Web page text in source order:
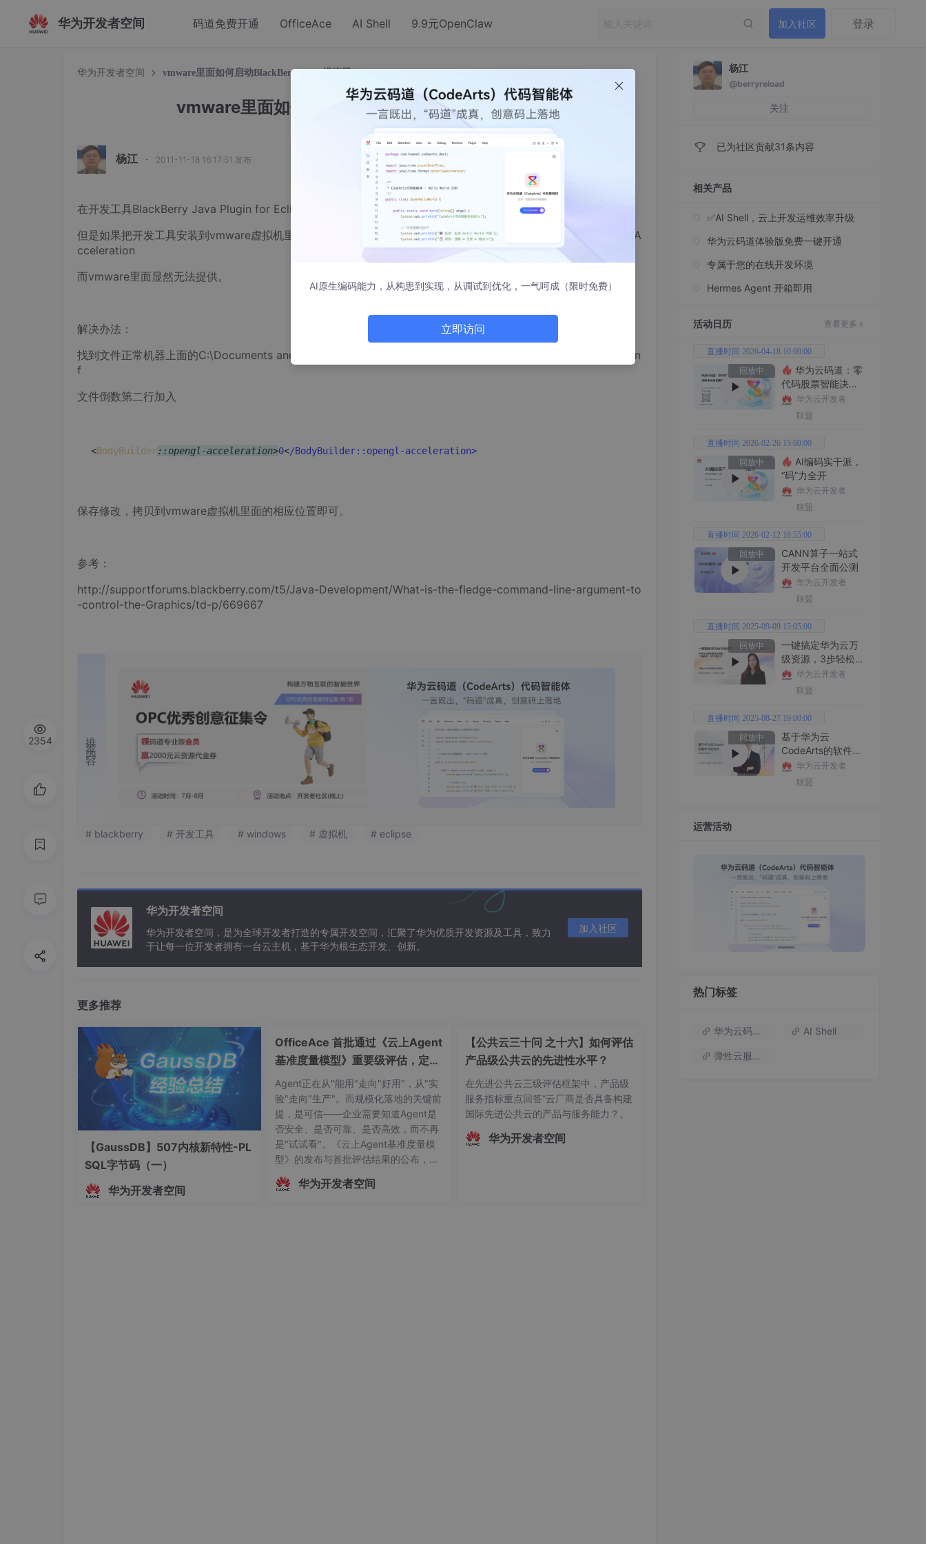
华为开发者空间 码道免费开通 OfficeAce AI Shell 9.9元OpenClaw 加入社区 登录
华为开发者空间 vmware里面如何启动BlackBerry 9930模拟器？
vmware里面如何启动BlackBerry 9930模拟器？
杨江 · 2011-11-18 16:17:51 发布
在开发工具BlackBerry Java Plugin for Eclipse v1.5 (Windows)中内置了9930模拟器。
但是如果把开发工具安装到vmware虚拟机里面，是无法启动9930模拟器，大概提示是需要hardware的 Graphics A
cceleration
而vmware里面显然无法提供。
解决办法：
找到文件正常机器上面的C:\Documents and Settings\[windows loginname]\net\rim\fledge-2\fledge-saved.con
f
文件倒数第二行加入
<BodyBuilder: :opengl-acceleration>0</BodyBuilder::opengl-acceleration>
保存修改，拷贝到vmware虚拟机里面的相应位置即可。
参考：
http://supportforums.blackberry.com/t5/Java-Development/What-is-the-fledge-command-line-argument-to
-control-the-Graphics/td-p/669667
推荐内容
# blackberry # 开发工具 # windows # 虚拟机 # eclipse
华为开发者空间
华为开发者空间，是为全球开发者打造的专属开发空间，汇聚了华为优质开发资源及工具，致力
于让每一位开发者拥有一台云主机，基于华为根生态开发、创新。
加入社区
更多推荐
【GaussDB】507内核新特性-PL
SQL字节码（一）
华为开发者空间
OfficeAce 首批通过《云上Agent
基准度量模型》重要级评估，定义
智能体可信新标杆
Agent正在从"能用"走向"好用"，从"实
验"走向"生产"。而规模化落地的关键前
提，是可信——企业需要知道Agent是
否安全、是否可靠、是否高效，而不再
是"试试看"。《云上Agent基准度量模
型》的发布与首批评估结果的公布，标
志着中国Agent产业正式迈入"有标可
依、有尺可量"的新阶段。OfficeAce 首
华为开发者空间
【公共云三十问 之十六】如何评估
产品级公共云的先进性水平？
在先进公共云三级评估框架中，产品级
服务指标重点回答“云厂商是否具备构建
国际先进公共云的产品与服务能力？。
华为开发者空间
2354
杨江
@berryreload
关注
已为社区贡献31条内容
相关产品
✅AI Shell，云上开发运维效率升级
华为云码道体验版免费一键开通
专属于您的在线开发环境
Hermes Agent 开箱即用
活动日历 查看更多
直播时间 2026-04-18 10:00:00
回放中
代码股票智能决策
平台全功能实战
华为云开发者
联盟
直播时间 2026-02-26 15:00:00
回放中
“码”力全开
华为云开发者
联盟
直播时间 2026-02-12 18:55:00
回放中
CANN算子一站式
开发平台全面公测
华为云开发者
联盟
直播时间 2025-09-09 15:05:00
回放中
一键搞定华为云万
级资源，3步轻松管
理企业成本
华为云开发者
联盟
直播时间 2025-08-27 19:00:00
回放中
基于华为云
CodeArts的软件开
发技术华为云开发者
联盟
运营活动
热门标签
华为云码道（Codearts） AI Shell
弹性云服务器
AI原生编码能力，从构思到实现，从调试到优化，一气呵成（限时免费）
立即访问